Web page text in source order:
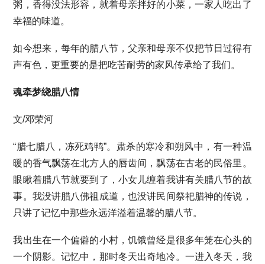
粥，香得没法形容，就着母亲拌好的小菜，一家人吃出了
幸福的味道。
如今想来，每年的腊八节，父亲和母亲不仅把节日过得有
声有色，更重要的是把吃苦耐劳的家风传承给了我们。
魂牵梦绕腊八情
文/邓荣河
“腊七腊八，冻死鸡鸭”。肃杀的寒冷和朔风中，有一种温
暖的香气飘荡在北方人的唇齿间，飘荡在古老的民俗里。
眼瞅着腊八节就要到了，小女儿缠着我讲有关腊八节的故
事。我没讲腊八佛祖成道，也没讲民间祭祀腊神的传说，
只讲了记忆中那些永远洋溢着温馨的腊八节。
我出生在一个偏僻的小村，饥饿曾经是很多年笼在心头的
一个阴影。记忆中，那时冬天出奇地冷。一进入冬天，我